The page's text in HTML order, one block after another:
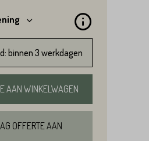
binnen 3 werkdagen
AAN WINKELWAGEN
OFFERTE AAN